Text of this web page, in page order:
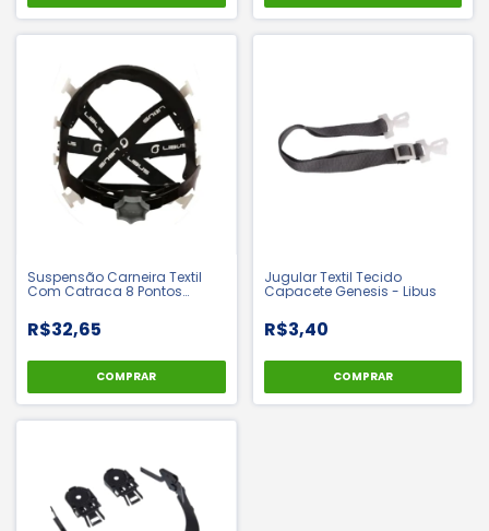
Suspensão Carneira Textil
Com Catraca 8 Pontos
R$32,65
COMPRAR
Jugular Textil Tecido
Capacete Genesis - Libus
R$3,40
COMPRAR